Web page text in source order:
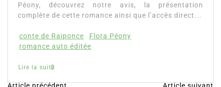
notre avis, la présentation
de cette romance ainsi que l’accès direct...
Raiponce
Flora Péony
auto éditée